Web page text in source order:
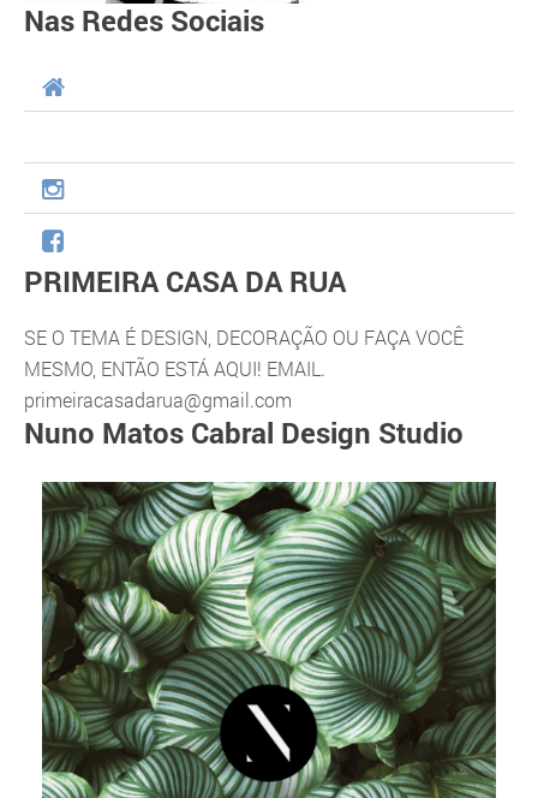
Nas Redes Sociais
PRIMEIRA CASA DA RUA
SE O TEMA É DESIGN, DECORAÇÃO OU FAÇA VOCÊ
MESMO, ENTÃO ESTÁ AQUI! EMAIL.
primeiracasadarua@gmail.com
Nuno Matos Cabral Design Studio